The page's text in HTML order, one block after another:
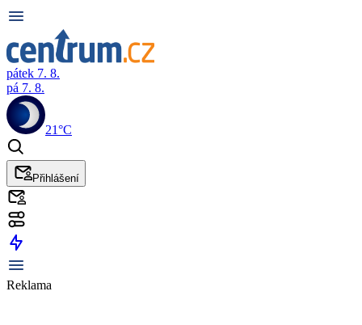
pátek 7. 8.
pá 7. 8.
21°C
Přihlášení
Reklama